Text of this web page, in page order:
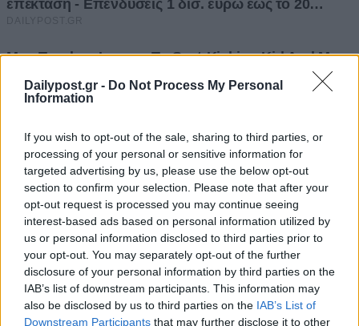
Dailypost.gr - Do Not Process My Personal
Information
If you wish to opt-out of the sale, sharing to third parties, or
processing of your personal or sensitive information for
targeted advertising by us, please use the below opt-out
section to confirm your selection. Please note that after your
opt-out request is processed you may continue seeing
interest-based ads based on personal information utilized by
us or personal information disclosed to third parties prior to
your opt-out. You may separately opt-out of the further
disclosure of your personal information by third parties on the
IAB’s list of downstream participants. This information may
also be disclosed by us to third parties on the IAB’s List of
Downstream Participants that may further disclose it to other